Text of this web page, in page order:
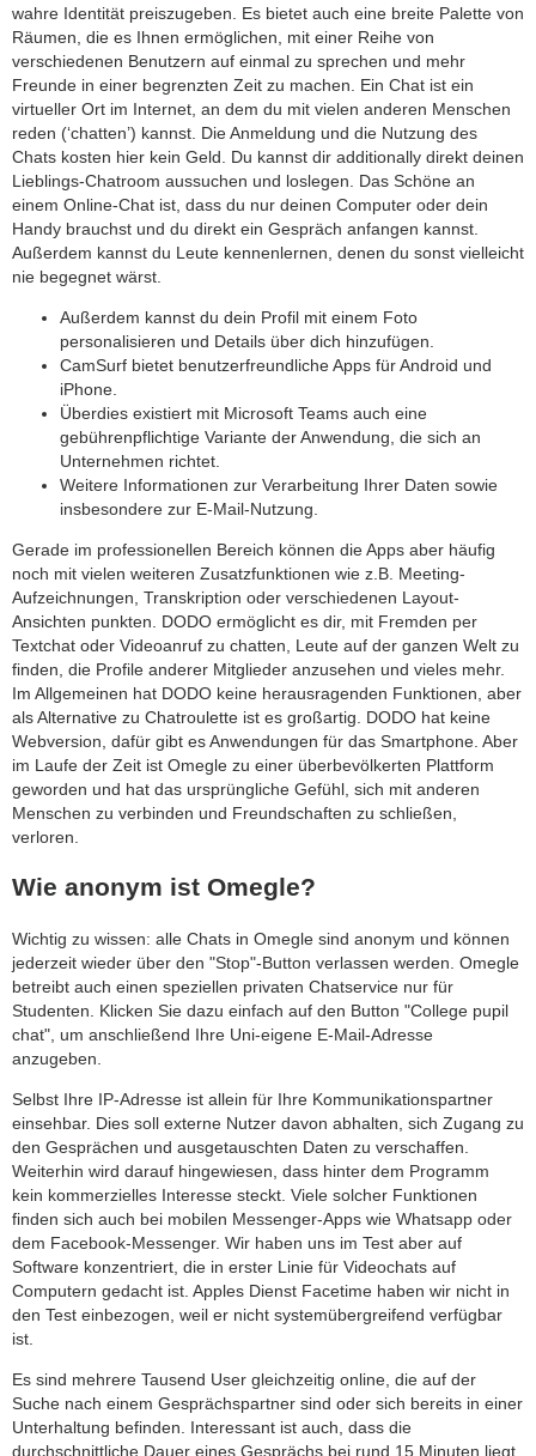
wahre Identität preiszugeben. Es bietet auch eine breite Palette von
Räumen, die es Ihnen ermöglichen, mit einer Reihe von
verschiedenen Benutzern auf einmal zu sprechen und mehr
Freunde in einer begrenzten Zeit zu machen. Ein Chat ist ein
virtueller Ort im Internet, an dem du mit vielen anderen Menschen
reden (‘chatten’) kannst. Die Anmeldung und die Nutzung des
Chats kosten hier kein Geld. Du kannst dir additionally direkt deinen
Lieblings-Chatroom aussuchen und loslegen. Das Schöne an
einem Online-Chat ist, dass du nur deinen Computer oder dein
Handy brauchst und du direkt ein Gespräch anfangen kannst.
Außerdem kannst du Leute kennenlernen, denen du sonst vielleicht
nie begegnet wärst.
Außerdem kannst du dein Profil mit einem Foto
personalisieren und Details über dich hinzufügen.
CamSurf bietet benutzerfreundliche Apps für Android und
iPhone.
Überdies existiert mit Microsoft Teams auch eine
gebührenpflichtige Variante der Anwendung, die sich an
Unternehmen richtet.
Weitere Informationen zur Verarbeitung Ihrer Daten sowie
insbesondere zur E-Mail-Nutzung.
Gerade im professionellen Bereich können die Apps aber häufig
noch mit vielen weiteren Zusatzfunktionen wie z.B. Meeting-
Aufzeichnungen, Transkription oder verschiedenen Layout-
Ansichten punkten. DODO ermöglicht es dir, mit Fremden per
Textchat oder Videoanruf zu chatten, Leute auf der ganzen Welt zu
finden, die Profile anderer Mitglieder anzusehen und vieles mehr.
Im Allgemeinen hat DODO keine herausragenden Funktionen, aber
als Alternative zu Chatroulette ist es großartig. DODO hat keine
Webversion, dafür gibt es Anwendungen für das Smartphone. Aber
im Laufe der Zeit ist Omegle zu einer überbevölkerten Plattform
geworden und hat das ursprüngliche Gefühl, sich mit anderen
Menschen zu verbinden und Freundschaften zu schließen,
verloren.
Wie anonym ist Omegle?
Wichtig zu wissen: alle Chats in Omegle sind anonym und können
jederzeit wieder über den "Stop"-Button verlassen werden. Omegle
betreibt auch einen speziellen privaten Chatservice nur für
Studenten. Klicken Sie dazu einfach auf den Button "College pupil
chat", um anschließend Ihre Uni-eigene E-Mail-Adresse
anzugeben.
Selbst Ihre IP-Adresse ist allein für Ihre Kommunikationspartner
einsehbar. Dies soll externe Nutzer davon abhalten, sich Zugang zu
den Gesprächen und ausgetauschten Daten zu verschaffen.
Weiterhin wird darauf hingewiesen, dass hinter dem Programm
kein kommerzielles Interesse steckt. Viele solcher Funk­tionen
finden sich auch bei mobilen Messenger-Apps wie Whats­app oder
dem Facebook-Messenger. Wir haben uns im Test aber auf
Software konzentriert, die in erster Linie für Video­chats auf
Computern gedacht ist. Apples Dienst Facetime haben wir nicht in
den Test einbezogen, weil er nicht system­über­greifend verfügbar
ist.
Es sind mehrere Tausend User gleichzeitig online, die auf der
Suche nach einem Gesprächspartner sind oder sich bereits in einer
Unterhaltung befinden. Interessant ist auch, dass die
durchschnittliche Dauer eines Gesprächs bei rund 15 Minuten liegt.